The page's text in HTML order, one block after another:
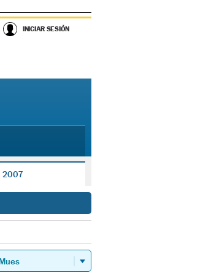
INICIAR SESIÓN
2007